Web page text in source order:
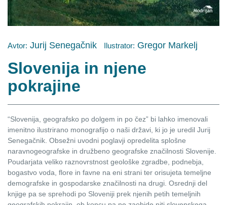
Avtor: Jurij Senegačnik Ilustrator: Gregor Markelj
Slovenija in njene
pokrajine
“Slovenija, geografsko po dolgem in po čez” bi lahko imenovali
imenitno ilustrirano monografijo o naši državi, ki jo je uredil Jurij
Senegačnik. Obsežni uvodni poglavji opredelita splošne
naravnogeografske in družbeno geografske značilnosti Slovenije.
Poudarjata veliko raznovrstnost geološke zgradbe, podnebja,
bogastvo voda, flore in favne na eni strani ter orisujeta temeljne
demografske in gospodarske značilnosti na drugi. Osrednji del
knjige pa se sprehodi po Sloveniji prek njenih petih temeljnih